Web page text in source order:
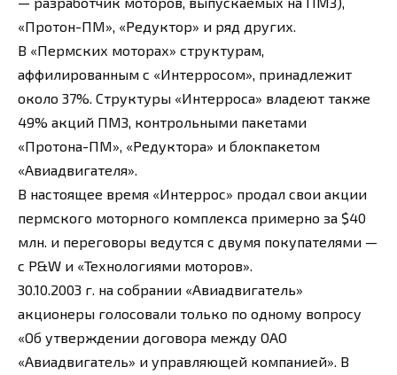
«Протон-ПМ», «Редуктор» и ряд других.
В «Пермских моторах» структурам,
аффилированным с «Интерросом», принадлежит
около 37%. Структуры «Интерроса» владеют также
49% акций ПМЗ, контрольными пакетами
«Протона-ПМ», «Редуктора» и блокпакетом
«Авиадвигателя».
В настоящее время «Интеррос» продал свои акции
пермского моторного комплекса примерно за $40
млн. и переговоры ведутся с двумя покупателями —
с P&W и «Технологиями моторов».
30.10.2003 г. на собрании «Авиадвигатель»
акционеры голосовали только по одному вопросу
«Об утверждении договора между ОАО
«Авиадвигатель» и управляющей компанией». В